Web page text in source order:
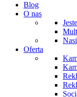
Blog
O nas
Oferta